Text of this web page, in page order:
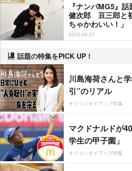
『ナンバMG5』
健次郎 豆三郎と
ちゃかわいい！」
2022-04-27
話題の特集をPICK UP！
川島海荷さんと
引”のリアル
オリコンタイアップ特集
マクドナルドが
学生の甲子園」
オリコンタイアップ特集